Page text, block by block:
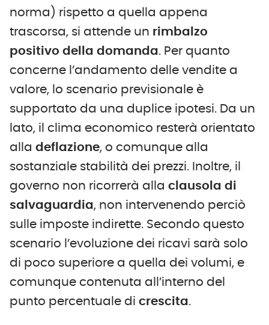
norma) rispetto a quella appena
trascorsa, si attende un rimbalzo
positivo della domanda. Per quanto
concerne l’andamento delle vendite a
valore, lo scenario previsionale è
supportato da una duplice ipotesi. Da un
lato, il clima economico resterà orientato
alla deflazione, o comunque alla
sostanziale stabilità dei prezzi. Inoltre, il
governo non ricorrerà alla clausola di
salvaguardia, non intervenendo perciò
sulle imposte indirette. Secondo questo
scenario l’evoluzione dei ricavi sarà solo
di poco superiore a quella dei volumi, e
comunque contenuta all’interno del
punto percentuale di crescita.